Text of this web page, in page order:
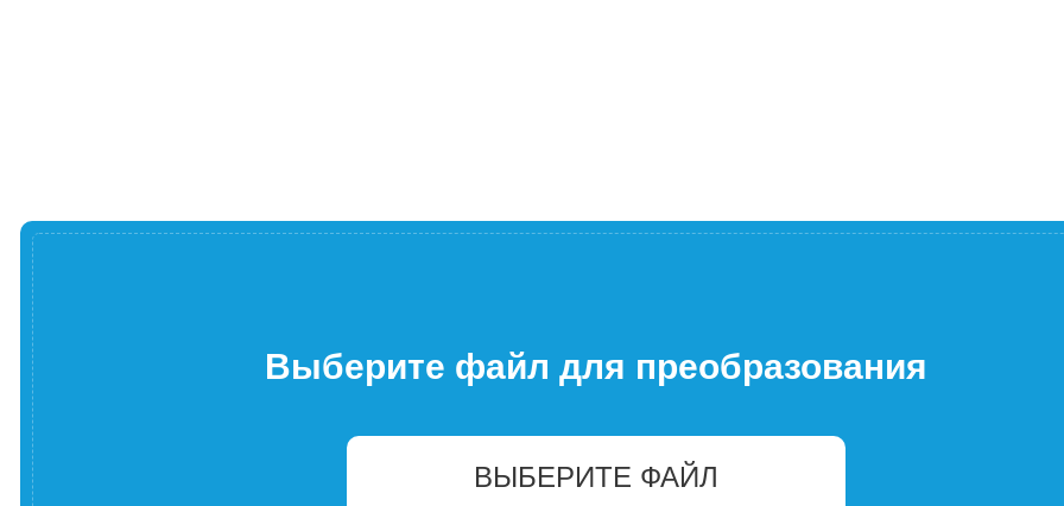
Выберите файл для преобразования
ВЫБЕРИТЕ ФАЙЛ